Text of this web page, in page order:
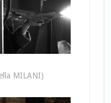
MILANI)